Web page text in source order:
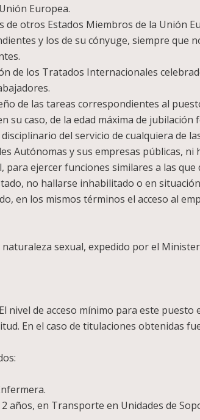
Europea.
de otros Estados Miembros de la Unión
y los de su cónyuge, siempre que
de los Tratados Internacionales
de las tareas correspondientes al
su caso, de la edad máxima de jubilación
del servicio de cualquiera de
Autónomas y sus empresas públicas,
ejercer funciones similares a las
no hallarse inhabilitado o en
en los mismos términos el acceso al
sexual, expedido por el
de acceso mínimo para este
En el caso de titulaciones obtenidas
años, en Transporte en Unidades de